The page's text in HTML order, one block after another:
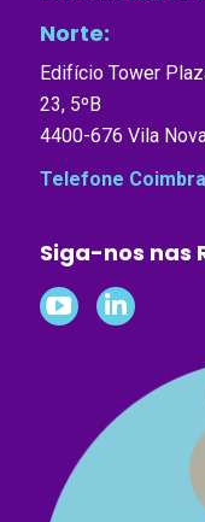
Norte:
Edifício Tower
23, 5ºB
4400-676 Vila
Telefone
Siga-nos nas
FollowFollow